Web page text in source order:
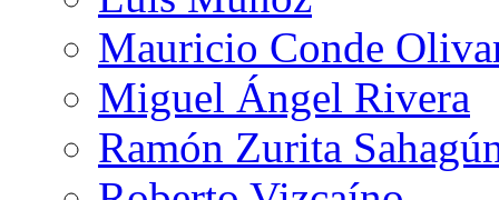
Mauricio Conde
Miguel Ángel Rivera
Ramón Zurita